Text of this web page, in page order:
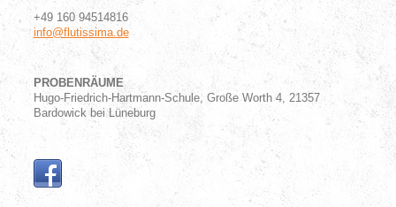
+49 160 94514816
info@flutissima.de
PROBENRÄUME
Hugo-Friedrich-Hartmann-Schule, Große Worth 4, 21357
Bardowick bei Lüneburg